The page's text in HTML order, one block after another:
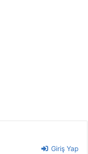
Giriş Yap